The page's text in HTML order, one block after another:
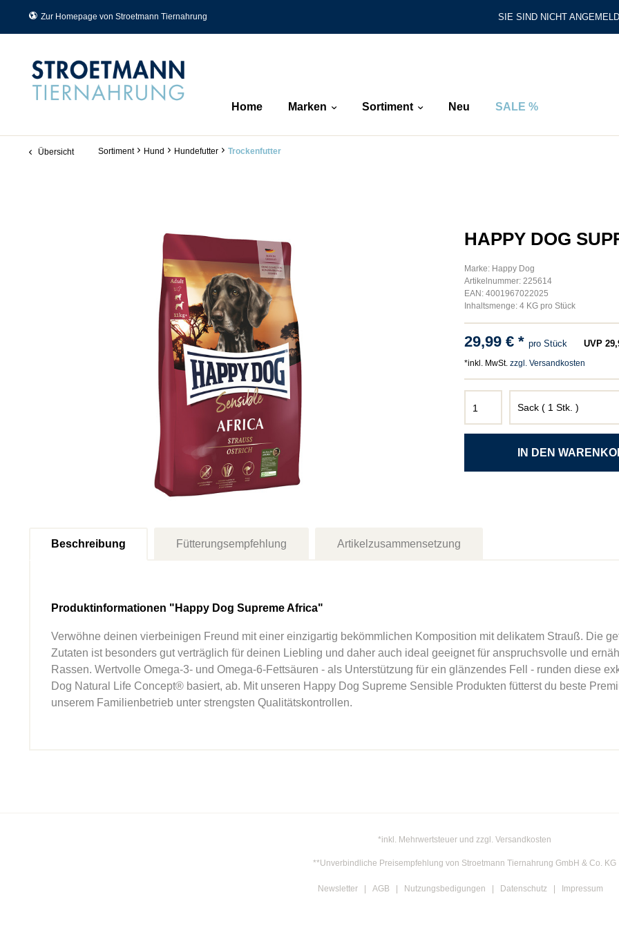
Zur Homepage von Stroetmann Tiernahrung SIE SIND NICHT
Home Marken Sortiment Neu SALE %
Übersicht Sortiment Hund Hundefutter Trockenfutter
HAPPY DOG
Marke: Happy Dog
Artikelnummer: 225614
EAN: 4001967022025
Inhaltsmenge: 4 KG pro Stück
29,99 € * pro Stück UVP
*inkl. MwSt. zzgl. Versandkosten
Beschreibung Fütterungsempfehlung Artikelzusammensetzung
Produktinformationen "Happy Dog Supreme Africa"
Verwöhne deinen vierbeinigen Freund mit einer einzigartig bekömmlichen Komposition mit delikatem Strauß. Die
Zutaten ist besonders gut verträglich für deinen Liebling und daher auch ideal geeignet für anspruchsvolle und
Rassen. Wertvolle Omega-3- und Omega-6-Fettsäuren - als Unterstützung für ein glänzendes Fell - runden diese
Dog Natural Life Concept® basiert, ab. Mit unseren Happy Dog Supreme Sensible Produkten fütterst du beste
unserem Familienbetrieb unter strengsten Qualitätskontrollen.
*inkl. Mehrwertsteuer und zzgl. Versandkosten
**Unverbindliche Preisempfehlung von Stroetmann Tiernahrung GmbH & Co. KG
Newsletter AGB Nutzungsbedigungen Datenschutz Impressum